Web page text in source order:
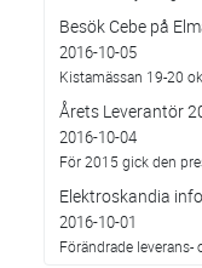
Besök Cebe på
2016-10-05
Kistamässan 19-20
Årets Leverantör
2016-10-04
För 2015 gick den
Elektroskandia
2016-10-01
Förändrade